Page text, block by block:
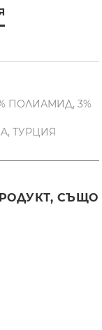
ПОЛИАМИД, 3%
ТУРЦИЯ
СЪЩО